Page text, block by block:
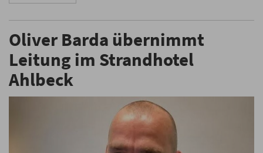
Oliver Barda übernimmt
Leitung im Strandhotel
Ahlbeck